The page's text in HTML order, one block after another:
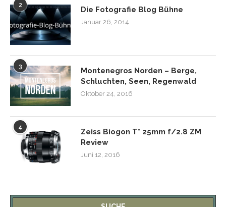
2 Die Fotografie Blog Bühne
Januar 26, 2014
3
Montenegros Norden – Berge,
Schluchten, Seen, Regenwald
Oktober 24, 2016
4
Zeiss Biogon T* 25mm f/2.8 ZM
Review
Juni 12, 2016